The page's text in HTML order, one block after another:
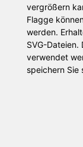
vergrößern
Flagge
werden.
SVG-
verwendet
speichern Sie